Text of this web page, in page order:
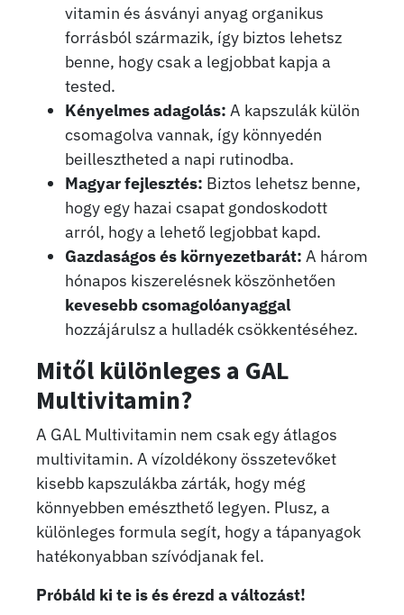
vitamin és ásványi anyag organikus
forrásból származik, így biztos lehetsz
benne, hogy csak a legjobbat kapja a
tested.
Kényelmes adagolás: A kapszulák külön
csomagolva vannak, így könnyedén
beillesztheted a napi rutinodba.
Magyar fejlesztés: Biztos lehetsz benne,
hogy egy hazai csapat gondoskodott
arról, hogy a lehető legjobbat kapd.
Gazdaságos és környezetbarát: A három
hónapos kiszerelésnek köszönhetően
kevesebb csomagolóanyaggal
hozzájárulsz a hulladék csökkentéséhez.
Mitől különleges a GAL
Multivitamin?
A GAL Multivitamin nem csak egy átlagos
multivitamin. A vízoldékony összetevőket
kisebb kapszulákba zárták, hogy még
könnyebben emészthető legyen. Plusz, a
különleges formula segít, hogy a tápanyagok
hatékonyabban szívódjanak fel.
Próbáld ki te is és érezd a változást!